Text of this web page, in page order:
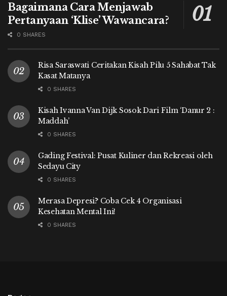
Bagaimana Cara Menjawab
Pertanyaan ‘Klise’ Wawancara?
0 SHARES
Risa Saraswati Ceritakan Kisah Pilu 5 Sahabat Tak
Kasat Matanya
0 SHARES
Kisah Ivanna Van Dijk Sosok Dari Film ‘Danur 2 :
Maddah’
0 SHARES
Gading Festival: Pusat Kuliner dan Rekreasi oleh
Sedayu City
0 SHARES
Merasa Depresi? Coba Cek 4 Organisasi
Kesehatan Mental Ini!
0 SHARES